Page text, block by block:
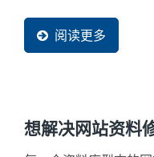
证，让企业蒙受欺骗
为选错了网路服务厂
阅读更多
想解决网站资料